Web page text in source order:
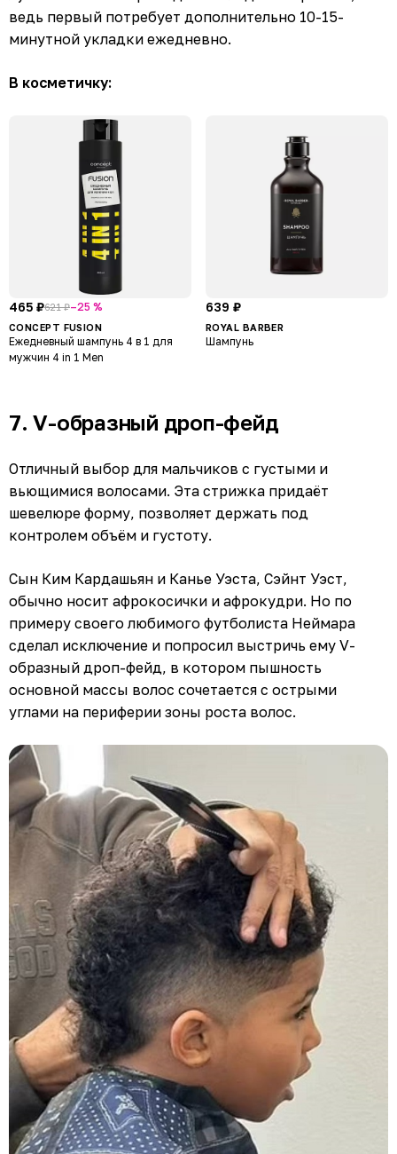
ведь первый потребует дополнительно 10-15-
минутной укладки ежедневно.
В косметичку:
465 ₽621 ₽–25 %
CONCEPT FUSION
Ежедневный шампунь 4 в 1 для
мужчин 4 in 1 Men
639 ₽
ROYAL BARBER
Шампунь
7. V-образный дроп-фейд
Отличный выбор для мальчиков с густыми и
вьющимися волосами. Эта стрижка придаёт
шевелюре форму, позволяет держать под
контролем объём и густоту.
Сын Ким Кардашьян и Канье Уэста, Сэйнт Уэст,
обычно носит афрокосички и афрокудри. Но по
примеру своего любимого футболиста Неймара
сделал исключение и попросил выстричь ему V-
образный дроп-фейд, в котором пышность
основной массы волос сочетается с острыми
углами на периферии зоны роста волос.